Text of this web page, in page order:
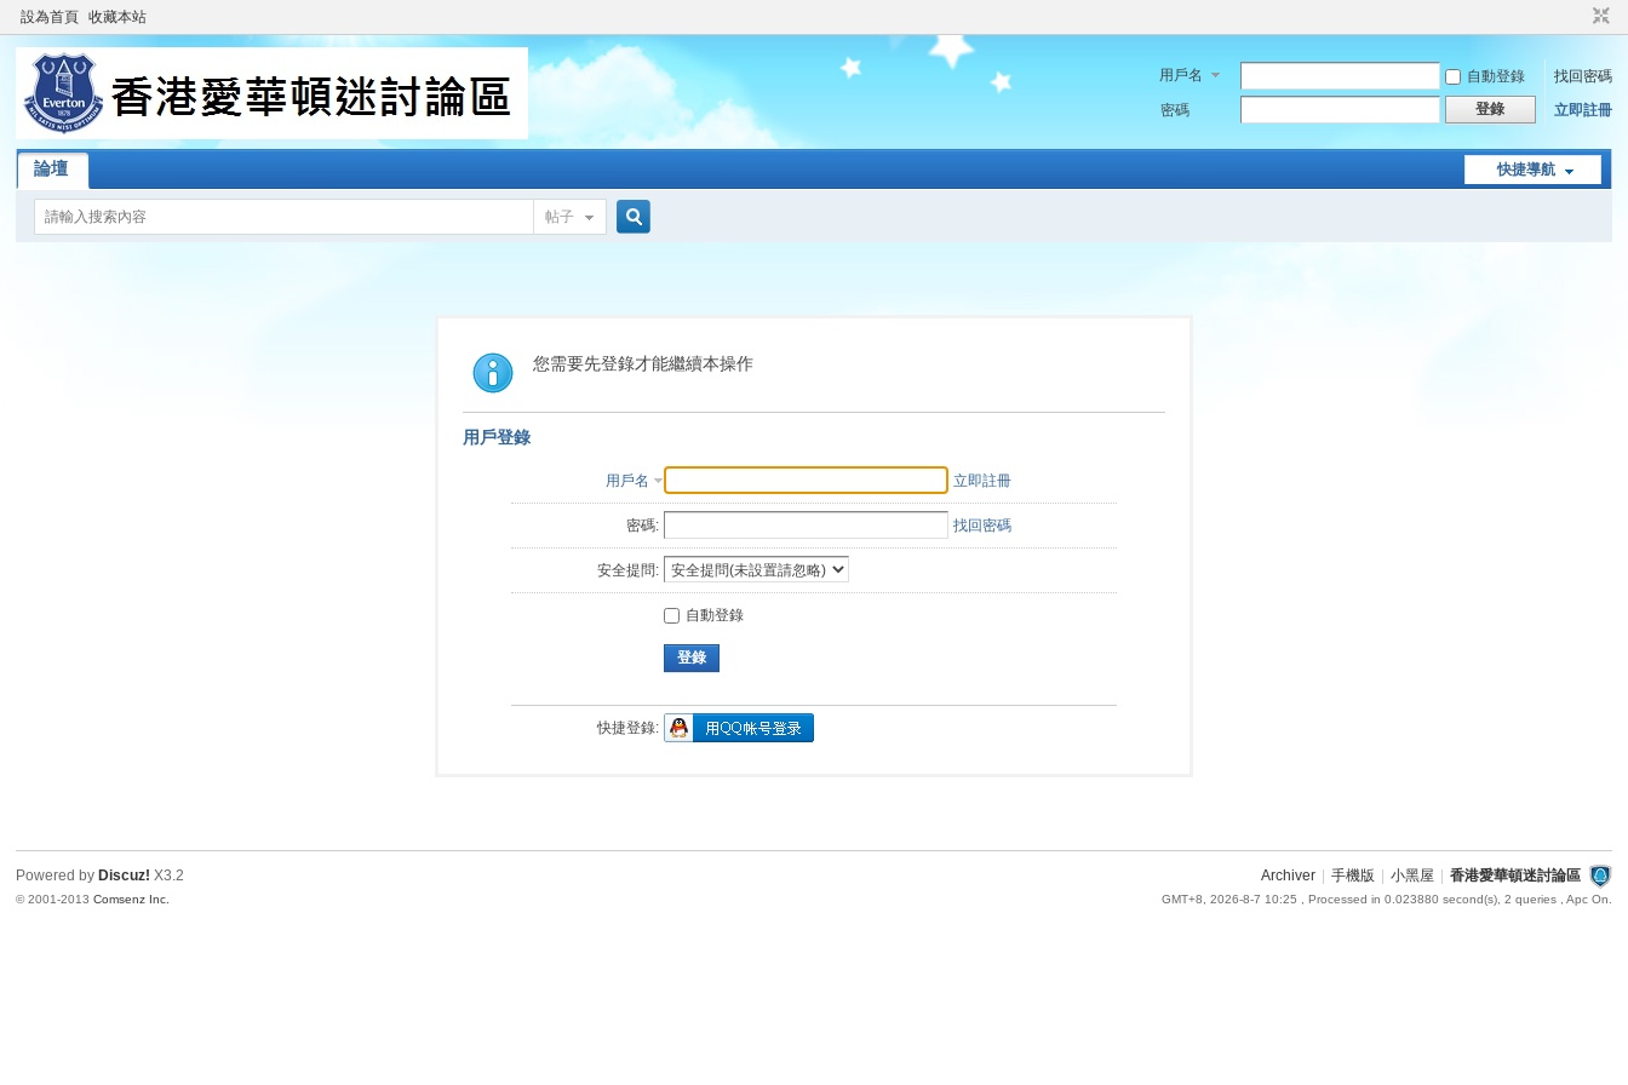
設為首頁 收藏本站
用戶名 自動登錄
找回密碼
密碼
登錄 立即註冊
快捷導航
論壇
帖子
索
您需要先登錄才能繼續本操作
用戶登錄
用戶名 立即註冊
密碼: 找回密碼
安全提問:
自動登錄
登錄
快捷登錄:
Archiver 手機版 小黑屋 香港愛華頓迷討論區
GMT+8, 2026-8-7 10:25 , Processed in 0.023880 second(s), 2 queries , Apc On.
Powered by Discuz! X3.2
© 2001-2013Comsenz Inc.